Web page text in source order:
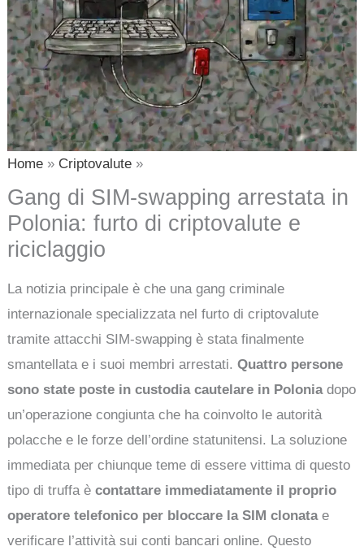
Home Criptovalute
Gang di SIM-swapping arrestata in
Polonia: furto di criptovalute e
riciclaggio
La notizia principale è che una gang criminale
internazionale specializzata nel furto di criptovalute
tramite attacchi SIM-swapping è stata finalmente
smantellata e i suoi membri arrestati.Quattro persone
sono state poste in custodia cautelare in Poloniadopo
un’operazione congiunta che ha coinvolto le autorità
polacche e le forze dell’ordine statunitensi. La soluzione
immediata per chiunque teme di essere vittima di questo
tipo di truffa ècontattare immediatamente il proprio
operatore telefonico per bloccare la SIM clonatae
verificare l’attività sui conti bancari online. Questo